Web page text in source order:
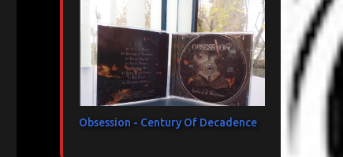
Obsession - Century Of Decadence